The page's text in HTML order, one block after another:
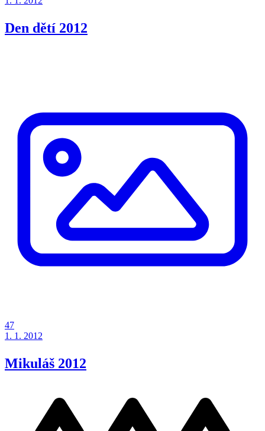
Den dětí 2012
47
1. 1. 2012
Mikuláš 2012